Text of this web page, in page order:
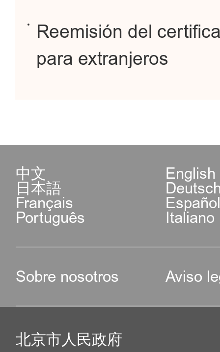
Reemisión del
para extranjeros
中文 English
日本語
Français
Português Italiano
Sobre nosotros Aviso
北京市人民政府